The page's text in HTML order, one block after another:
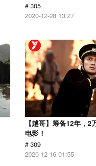
# 305
2020-12-28 13:27
【越哥】筹备12年，
电影！
# 309
2020-12-16 01:55